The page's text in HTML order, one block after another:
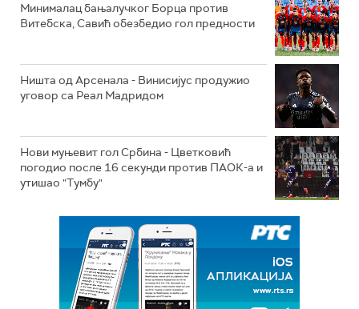
Минималац бањалучког Борца против
Витебска, Савић обезбедио гол предности
Ништа од Арсенала - Винисијус продужио
уговор са Реал Мадридом
Нови муњевит гол Србина - Цветковић
погодио после 16 секунди против ПАОК-а и
утишао "Тумбу"